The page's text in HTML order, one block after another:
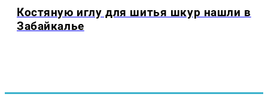
Костяную иглу для шитья шкур нашли в
Забайкалье